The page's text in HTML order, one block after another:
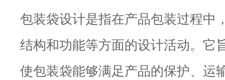
包装袋设计是指在产品包装过程中
结构和功能等方面的设计活动。它
使包装袋能够满足产品的保护、运